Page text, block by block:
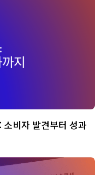
비자 발견부터 성과